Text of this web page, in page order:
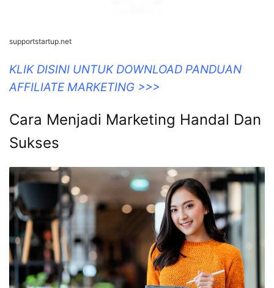
supportstartup.net
KLIK DISINI UNTUK DOWNLOAD PANDUAN
AFFILIATE MARKETING >>>
Cara Menjadi Marketing Handal Dan
Sukses